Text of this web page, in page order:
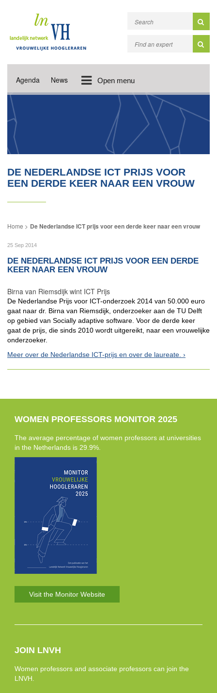
Agenda News Open menu
DE NEDERLANDSE ICT PRIJS VOOR
EEN DERDE KEER NAAR EEN VROUW
De Nederlandse ICT prijs voor een derde keer naar een vrouw
25 Sep 2014
DE NEDERLANDSE ICT PRIJS VOOR EEN DERDE
KEER NAAR EEN VROUW
Birna van Riemsdijk wint ICT Prijs
De Nederlandse Prijs voor ICT-onderzoek 2014 van 50.000 euro
gaat naar dr. Birna van Riemsdijk, onderzoeker aan de TU Delft
op gebied van Socially adaptive software. Voor de derde keer
gaat de prijs, die sinds 2010 wordt uitgereikt, naar een vrouwelijke
onderzoeker.
Meer over de Nederlandse ICT-prijs en over de laureate.
WOMEN PROFESSORS MONITOR 2025
The average percentage of women professors at universities
in the Netherlands is 29.9%.
Visit the Monitor Website
JOIN LNVH
Women professors and associate professors can join the
LNVH.